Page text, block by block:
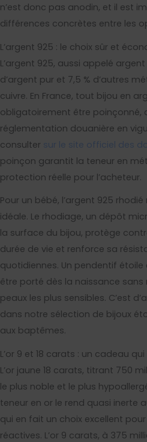
n’est donc pas anodin, et il est
différences concrètes entre les
L’argent 925 : le choix sûr et
L’argent 925, aussi appelé
d’argent pur et 7,5 % d’autres
cuivre. En France, tout bijou en
obligatoirement être poinçonné,
réglementation douanière en
consulter sur le site officiel des
poinçon garantit la teneur en
protection réelle pour l’acheteur.
Pour un bébé, l’argent 925
idéale. Le rhodiage, un dépôt
la surface du bijou, protège
durée de vie et renforce sa
quotidiennes. Un pendentif
être porté dès la naissance sans
peaux les plus sensibles. C’est
dans notre sélection de bijoux
aux baptêmes.
L’or 9 et 18 carats : un cadeau
L’or jaune 18 carats, titrant 750
le plus noble et le plus
teneur en or le rend quasi inerte
qui en fait un choix excellent
réactives. L’or 9 carats, à 375